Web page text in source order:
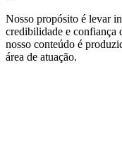
Nosso propósito é levar
credibilidade e confiança
nosso conteúdo é
área de atuação.